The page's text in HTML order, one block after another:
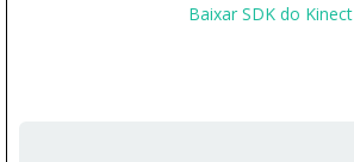
Baixar SDK do Kinect